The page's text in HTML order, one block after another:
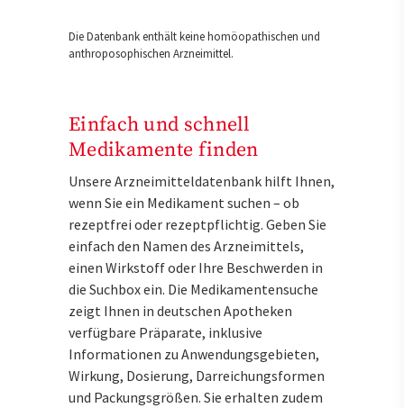
Die Datenbank enthält keine homöopathischen und
anthroposophischen Arzneimittel.
Einfach und schnell
Medikamente finden
Unsere Arzneimitteldatenbank hilft Ihnen,
wenn Sie ein Medikament suchen – ob
rezeptfrei oder rezeptpflichtig. Geben Sie
einfach den Namen des Arzneimittels,
einen Wirkstoff oder Ihre Beschwerden in
die Suchbox ein. Die Medikamentensuche
zeigt Ihnen in deutschen Apotheken
verfügbare Präparate, inklusive
Informationen zu Anwendungsgebieten,
Wirkung, Dosierung, Darreichungsformen
und Packungsgrößen. Sie erhalten zudem